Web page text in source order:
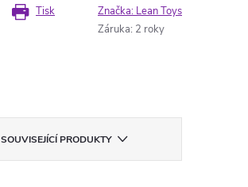
Tisk Značka: Lean Toys
Záruka: 2 roky
SOUVISEJÍCÍ PRODUKTY